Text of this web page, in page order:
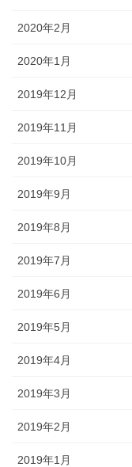
2020年2月
2020年1月
2019年12月
2019年11月
2019年10月
2019年9月
2019年8月
2019年7月
2019年6月
2019年5月
2019年4月
2019年3月
2019年2月
2019年1月